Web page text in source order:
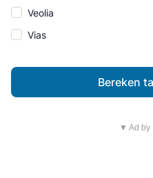
Veolia
Vias
Bereken
▼ Ad by